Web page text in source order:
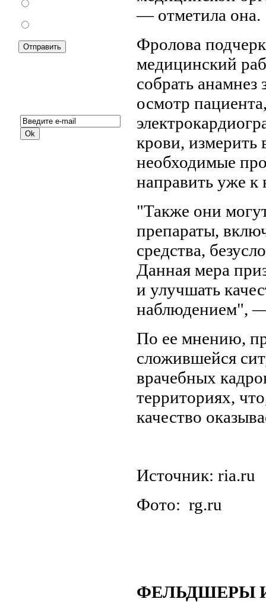
— отметила она.
Фролова
медицинский
собрать
осмотр
крови, измерить
необходимые
направить уже к
"Также они
препараты,
средства,
Данная мера
и улучшать
наблюдением",
По ее мнению,
сложившейся
врачебных
территориях,
качество
Источник: ria.ru
Фото: rg.ru
ФЕЛЬДШЕРЫ